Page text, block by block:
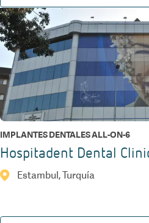
IMPLANTES DENTALES ALL-ON-6
Hospitadent Dental
Estambul, Turquía